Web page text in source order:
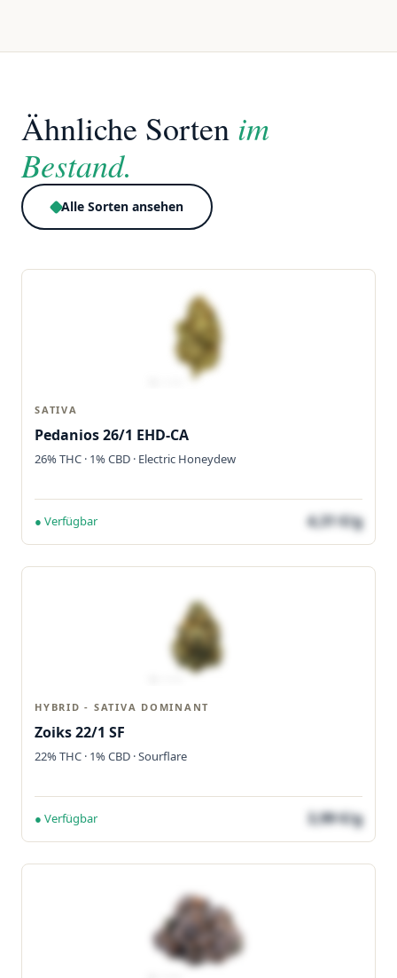
Ähnliche Sorten im
Bestand.
Alle Sorten ansehen
SATIVA
Pedanios 26/1 EHD-CA
26% THC · 1% CBD · Electric Honeydew
● Verfügbar 4,31 €/g
HYBRID - SATIVA DOMINANT
Zoiks 22/1 SF
22% THC · 1% CBD · Sourflare
● Verfügbar 3,99 €/g